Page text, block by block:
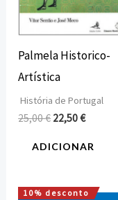
Palmela Historico-
Artística
História de Portugal
25,00€ 22,50€
ADICIONAR
10% desconto